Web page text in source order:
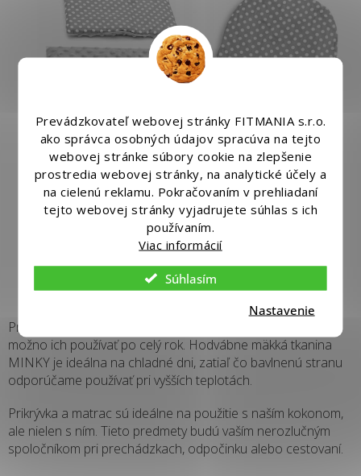
Prevádzkovateľ webovej stránky FITMANIA s.r.o.
ako správca osobných údajov spracúva na tejto
webovej stránke súbory cookie na zlepšenie
prostredia webovej stránky, na analytické účely a
na cielenú reklamu. Pokračovaním v prehliadaní
tejto webovej stránky vyjadrujete súhlas s ich
používaním.
Viac informácií
Súhlasím
Nastavenie
Prikrývka a matrac sú obojstranné, takže sú univerzálne a
možno ich používať po celý rok. Hodvábne mäkká tkanina
MINKY je ideálna na chladné dni, zatiaľ čo bavlnenú stranu
odporúčame používať pri vyšších teplotách.
Prikrývka a matrac sú ideálne na použitie s naším kokonom,
ale nielen s ním. Tieto predmety budú vaším nerozlučným
spoločníkom pri prechádzkach, odpočinku alebo cestovaní.